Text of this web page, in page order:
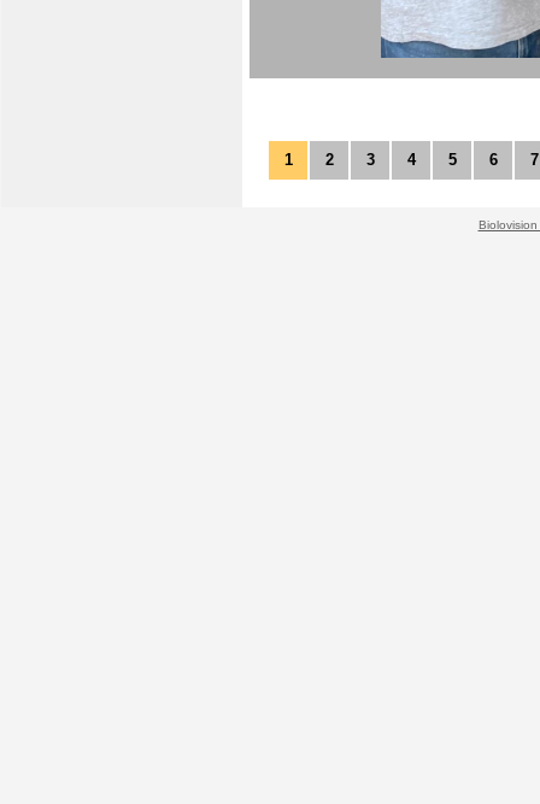
1 2 3 4 5 6 7
Biolovision